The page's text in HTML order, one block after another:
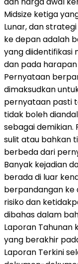
Midsize ketiga
Lunar, dan
ke depan adalah
yang diidentifikasi
dan pada
Pernyataan
dimaksudkan
pernyataan pasti
tidak boleh
sebagai demikian.
sulit atau bahkan
berbeda dari
Banyak kejadian
berada di luar
berpandangan ke
risiko dan
dibahas dalam
Laporan Tahunan
yang berakhir
Laporan Terkini